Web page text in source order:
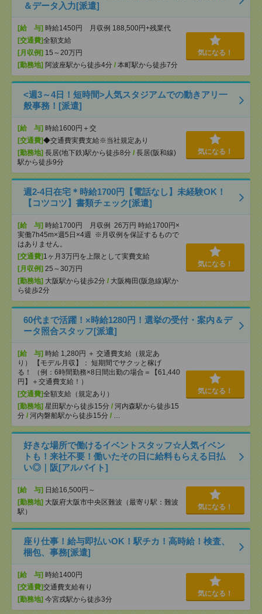
＆データ入力[派遣]
[給 与] 時給1450円 月収例 188,500円+残業代
[交通費]全額支給
[月収例] 15～20万円
[勤務地] 阿波座駅から徒歩4分 / 本町駅から徒歩7分
気になる！
<週3～4日！短時間>人気スタジアムでの動きアリ一
般事務！[派遣]
[給 与] 時給1600円＋交
[交通費]◆交通費実費支給※当社規定あり
[勤務地] 長居(地下鉄)駅から徒歩8分 / 長居(阪和線)
駅から徒歩9分
気になる！
週2-4日在宅＊時給1700円【電話なし】未経験OK！
【コツコツ】書類チェック[派遣]
[給 与] 時給1700円 月収例 26万円 時給1700円×
実働7h45m×週5日×4週 ※月収例を保証するもので
はありません。
[交通費] 1ヶ月3万円を上限として実費支給
[月収例] 25～30万円
[勤務地] 大阪駅から徒歩2分 / 大阪梅田(阪急線)駅か
ら徒歩2分
気になる！
60代まで活躍！×時給1280円！選挙の受付・案内＆デ
ータ照合スタッフ[派遣]
[給 与] 時給 1,280円 ＋ 交通費支給（規定あ
り） 【モデル月収】： 短期間でサクッと稼げ
る！ （例：6時間勤務×8日間出勤の場合＝【61,440
円】＋交通費支給！）
[交通費]全額支給（規定あり）
[勤務地] 星田駅から徒歩15分 / 河内森駅から徒歩15
分 / 河内磐船駅から徒歩15分 / …
気になる！
好きな場所で働けるイベントスタッフ☆人気イベン
トも！来社不要！働いたその日に給料もらえる日払
い◎｜阪[アルバイト]
[給 与] 日給16,500円～
[勤務地] 大阪府大阪市中央区難波（最寄り駅：難波
駅）
気になる！
座り仕事！給与即払いOK！駅チカ！高時給！検査、
梱包、事務[派遣]
[給 与] 時給1400円
[交通費]交通費支給有り
[勤務地] 今宮戎駅から徒歩3分
気になる！